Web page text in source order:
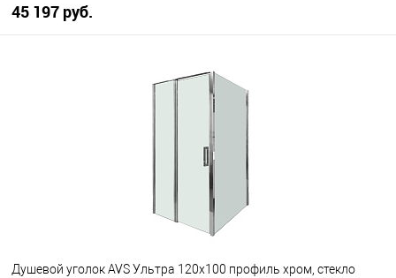
45 197 руб.
В наличии
Душевой уголок AVS Ультра 120x100 профиль хром, стекло